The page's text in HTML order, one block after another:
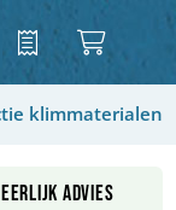
Offerte
klimmaterialen
advies